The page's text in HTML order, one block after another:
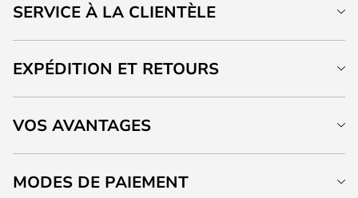
SERVICE À LA CLIENTÈLE
EXPÉDITION ET RETOURS
VOS AVANTAGES
MODES DE PAIEMENT